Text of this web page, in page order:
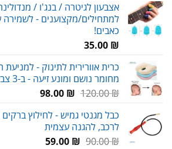
אצבעון לגיטרה / בנג'ו /
למתחילים/מקצוענים - לשמירה
כאבים!
35.00 ₪
כרית אוורירית לתינוק -
מחומר נושם ומונע זיעה - ב-3 צבעים
120.00₪
המחיר
היה:
120.00 ₪.
98.00 ₪
המחיר
הוא:
כבל מגנטי גמיש - לחילוץ ברקים
לרכב, להגנה עצמית
90.00₪
המחיר59.00 ₪
המחיר